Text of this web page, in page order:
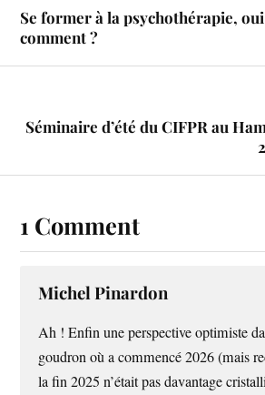
Se former à la psychothérapie,
comment ?
Séminaire d’été du CIFPR au
1 Comment
Michel Pinardon
Ah ! Enfin une perspective optimiste
goudron où a commencé 2026 (mais
la fin 2025 n’était pas davantage